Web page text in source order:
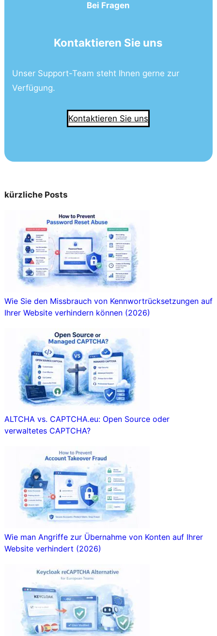
Bei Fragen
Kontaktieren Sie uns
Unser Support-Team steht Ihnen gerne zur
Verfügung.
Kontaktieren Sie uns
kürzliche Posts
Wie Sie den Missbrauch von Kennwortrücksetzungen auf
Ihrer Website verhindern können (2026)
ALTCHA vs. CAPTCHA.eu: Open Source oder
verwaltetes CAPTCHA?
Wie man Angriffe zur Übernahme von Konten auf Ihrer
Website verhindert (2026)